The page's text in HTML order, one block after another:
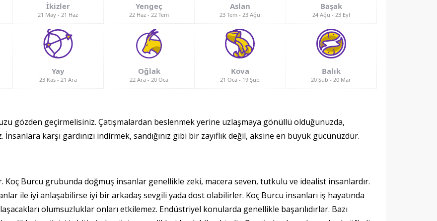
İkizler
21 May -21 Haz
Yengeç
22 Haz -22 Tem
Aslan
23 Tem -23 Ağu
Başak
24 Ağu - 23 Eyl
Yay
23 Kas- 21 Ara
Oğlak
22 Ara -20 Oca
Kova
21 Oca - 19 Şub
Balık
20 Şub -20 Mar
gözden geçirmelisiniz. Çatışmalardan beslenmek yerine uzlaşmaya gönüllü olduğunuzda,
karşı gardınızı indirmek, sandığınız gibi bir zayıflık değil, aksine en büyük gücünüzdür.
Burcu grubunda doğmuş insanlar genellikle zeki, macera seven, tutkulu ve idealist insanlardır.
ile iyi anlaşabilirse iyi bir arkadaş sevgili yada dost olabilirler. Koç Burcu insanları iş hayatında
olumsuzluklar onları etkilemez. Endüstriyel konularda genellikle başarılıdırlar. Bazı